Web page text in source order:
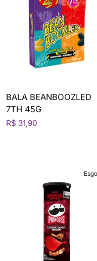
BALA BEANBOOZLED
7TH 45G
R$ 31,90